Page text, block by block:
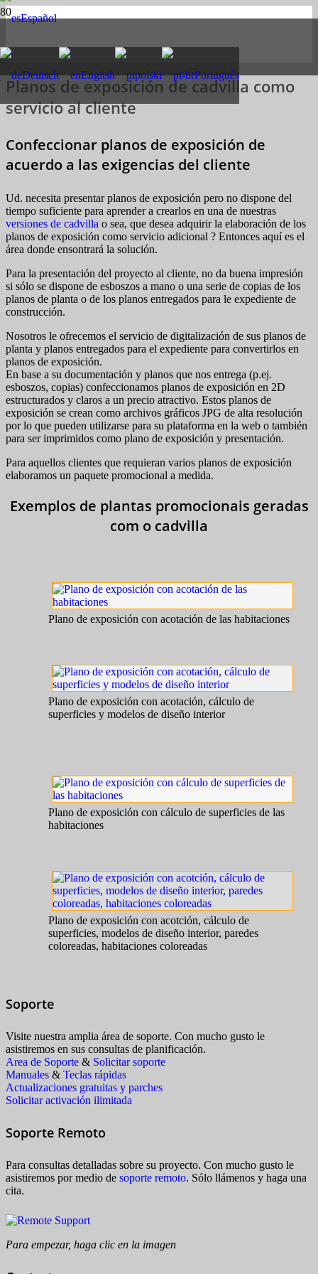
Español
Deutsch English polski Português
Planos de exposición de cadvilla como
servicio al cliente
Confeccionar planos de exposición de
acuerdo a las exigencias del cliente
Ud. necesita presentar planos de exposición pero no dispone del
tiempo suficiente para aprender a crearlos en una de nuestras
versiones de cadvilla o sea, que desea adquirir la elaboración de los
planos de exposición como servicio adicional ? Entonces aquí es el
área donde ensontrará la solución.
Para la presentación del proyecto al cliente, no da buena impresión
si sólo se dispone de esboszos a mano o una serie de copias de los
planos de planta o de los planos entregados para le expediente de
construcción.
Nosotros le ofrecemos el servicio de digitalización de sus planos de
planta y planos entregados para el expediente para convertirlos en
planos de exposición.
En base a su documentación y planos que nos entrega (p.ej.
esboszos, copias) confeccionamos planos de exposición en 2D
estructurados y claros a un precio atractivo. Estos planos de
exposición se crean como archivos gráficos JPG de alta resolución
por lo que pueden utilizarse para su plataforma en la web o también
para ser imprimidos como plano de exposición y presentación.
Para aquellos clientes que requieran varios planos de exposición
elaboramos un paquete promocional a medida.
Exemplos de plantas promocionais geradas
com o cadvilla
Plano de exposición con acotación de las habitaciones
Plano de exposición con acotación, cálculo de
superficies y modelos de diseño interior
Plano de exposición con cálculo de superficies de las
habitaciones
Plano de exposición con acotción, cálculo de
superficies, modelos de diseño interior, paredes
coloreadas, habitaciones coloreadas
Soporte
Visite nuestra amplia área de soporte. Con mucho gusto le
asistiremos en sus consultas de planificación.
Area de Soporte & Solicitar soporte
Manuales & Teclas rápidas
Actualizaciones gratuitas y parches
Solicitar activación ilimitada
Soporte Remoto
Para consultas detalladas sobre su proyecto. Con mucho gusto le
asistiremos por medio de soporte remoto. Sólo llámenos y haga una
cita.
Para empezar, haga clic en la imagen